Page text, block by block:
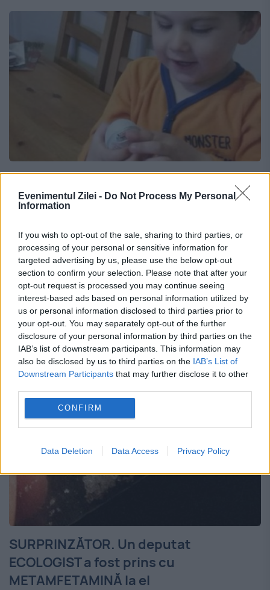
Evenimentul Zilei - Do Not Process My Personal
Information
If you wish to opt-out of the sale, sharing to third parties, or
processing of your personal or sensitive information for
targeted advertising by us, please use the below opt-out
section to confirm your selection. Please note that after your
opt-out request is processed you may continue seeing
interest-based ads based on personal information utilized by
us or personal information disclosed to third parties prior to
your opt-out. You may separately opt-out of the further
disclosure of your personal information by third parties on the
IAB’s list of downstream participants. This information may
also be disclosed by us to third parties on the IAB’s List of
Downstream Participants that may further disclose it to other
CONFIRM
Data Deletion Data Access Privacy Policy
De-a râsul-plânsul! Ce „surpriză” a
descoperit un băieţel într-un ou de
1 IUNIE 2016
Deserturile cu surprize sunt preferatele
copiilor, iar un băieţel din Irlanda din Nord
nu face excepţie. Acesta a primit de Ziua
Copilului un ou de ciocolată care conţinea,
ei bine,...
SURPRINZĂTOR. Un deputat
ECOLOGIST a fost prins cu
METAMFETAMINĂ la el